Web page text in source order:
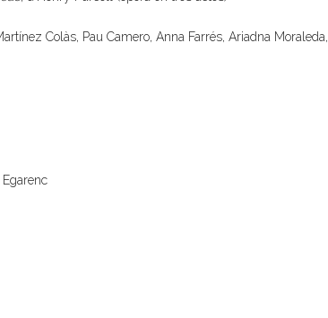
Colàs, Pau Camero, Anna Farrés, Ariadna Moraleda,